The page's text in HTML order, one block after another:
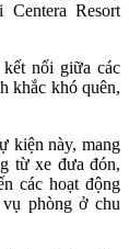
Resort
nối giữa các
khắc khó quên,
kiện này, mang
từ xe đưa đón,
các hoạt động
phòng ở chu